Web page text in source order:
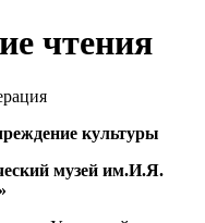
чтения
культуры
музей им.И.Я.